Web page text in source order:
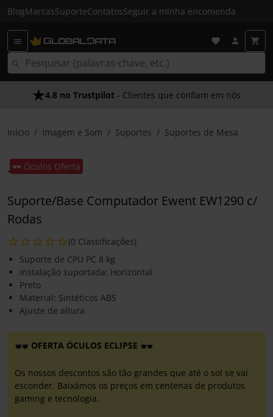
BlogMarcasSuporteContatosSeguir a minha encomenda
4.8 no Trustpilot - Clientes que confiam em nós
Início Imagem e Som Suportes Suportes de Mesa
🕶️ Óculos Oferta
Suporte/Base Computador Ewent EW1290 c/
Rodas
(0 Classificações)
Suporte de CPU PC 8 kg
Instalação suportada: Horizontal
Preto
Material: Sintéticos ABS
Ajuste de altura
OFERTA ÓCULOS ECLIPSE
Os nossos descontos são tão grandes que até o sol se vai
esconder. Baixámos os preços em centenas de produtos
gaming e tecnologia.